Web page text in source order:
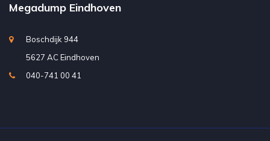
Megadump Eindhoven
Boschdijk 944
5627 AC Eindhoven
040-741 00 41